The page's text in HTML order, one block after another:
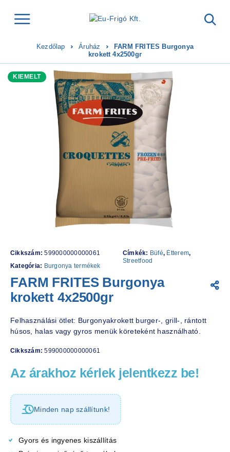
Kezdőlap Áruház
FARM FRITES Burgonya
krokett 4x2500gr
KIEMELT
Cikkszám:599000000000061
Kategória: Burgonya termékek
Címkék: Büfé, Étterem,
Streetfood
FARM FRITES Burgonya
krokett 4x2500gr
Felhasználási ötlet: Burgonyakrokett burger-, grill-, rántott
húsos, halas vagy gyros menük köreteként használható.
Cikkszám:599000000000061
Az árakhoz kérlek jelentkezz be!
Minden nap szállítunk!
Gyors és ingyenes kiszállítás